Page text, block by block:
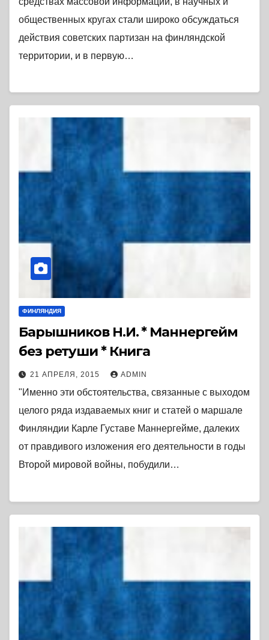
общественных кругах стали широко обсуждаться
действия советских партизан на финляндской
территории, и в первую…
ФИНЛЯНДИЯ
Барышников Н.И. * Маннергейм
без ретуши * Книга
21 АПРЕЛЯ, 2015 ADMIN
"Именно эти обстоятельства, связанные с выходом
целого ряда издаваемых книг и статей о маршале
Финляндии Карле Густаве Маннергейме, далеких
от правдивого изложения его деятельности в годы
Второй мировой войны, побудили…